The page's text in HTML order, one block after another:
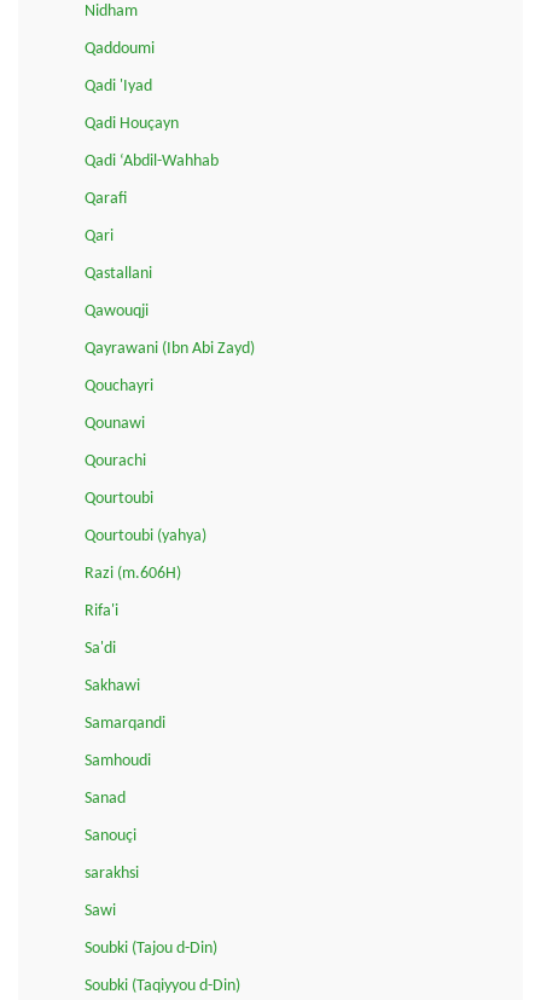
Nidham
Qaddoumi
Qadi 'Iyad
Qadi Houçayn
Qadi ‘Abdil-Wahhab
Qarafi
Qari
Qastallani
Qawouqji
Qayrawani (Ibn Abi Zayd)
Qouchayri
Qounawi
Qourachi
Qourtoubi
Qourtoubi (yahya)
Razi (m.606H)
Rifa'i
Sa'di
Sakhawi
Samarqandi
Samhoudi
Sanad
Sanouçi
sarakhsi
Sawi
Soubki (Tajou d-Din)
Soubki (Taqiyyou d-Din)